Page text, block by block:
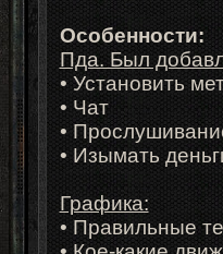
Особенности:
Пда. Был
• Установить
• Чат
•
• Изымать
Графика:
• Правильные